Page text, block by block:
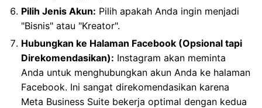
Pilih Jenis Akun: Pilih apakah Anda ingin menjadi
"Bisnis" atau "Kreator".
Hubungkan ke Halaman Facebook (Opsional tapi
Direkomendasikan): Instagram akan meminta
Anda untuk menghubungkan akun Anda ke halaman
Facebook. Ini sangat direkomendasikan karena
Meta Business Suite bekerja optimal dengan kedua